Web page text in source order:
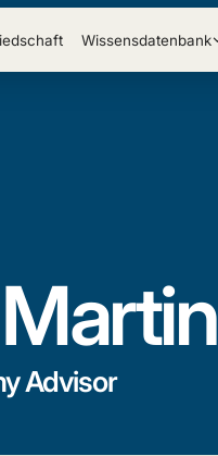
Wissensdatenbank
Advisor